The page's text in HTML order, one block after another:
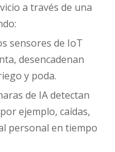
a través de una
sensores de IoT
desencadenan
y poda.
de IA detectan
ejemplo, caídas,
personal en tiempo